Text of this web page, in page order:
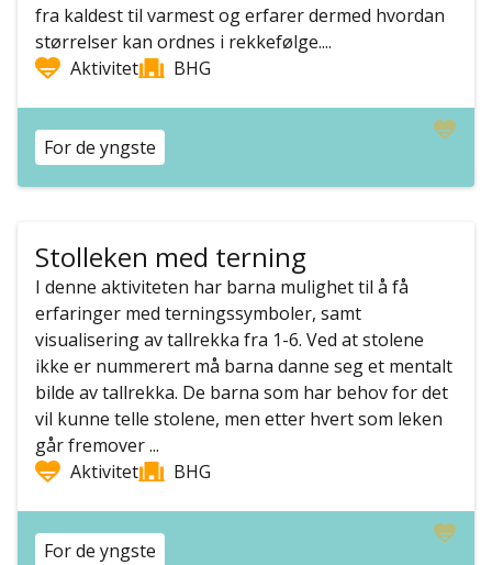
fra kaldest til varmest og erfarer dermed hvordan
størrelser kan ordnes i rekkefølge....
Aktivitet
BHG
For de yngste
Stolleken med terning
I denne aktiviteten har barna mulighet til å få
erfaringer med terningssymboler, samt
visualisering av tallrekka fra 1-6. Ved at stolene
ikke er nummerert må barna danne seg et mentalt
bilde av tallrekka. De barna som har behov for det
vil kunne telle stolene, men etter hvert som leken
går fremover ...
Aktivitet
BHG
For de yngste